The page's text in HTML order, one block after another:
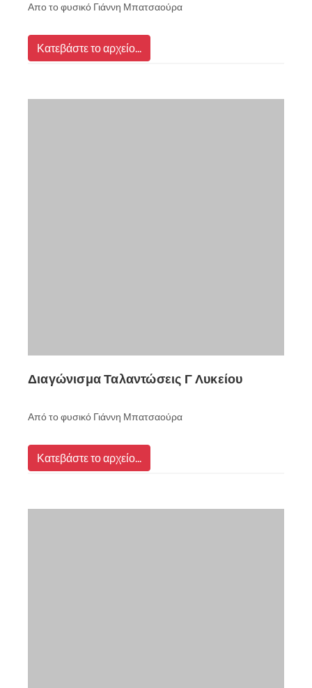
Απο το φυσικό Γιάννη Μπατσαούρα
Κατεβάστε το αρχείο...
Διαγώνισμα Ταλαντώσεις Γ Λυκείου
Από το φυσικό Γιάννη Μπατσαούρα
Κατεβάστε το αρχείο...